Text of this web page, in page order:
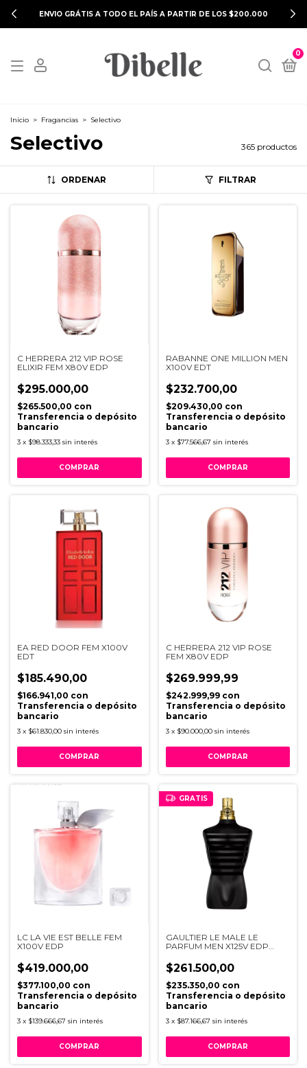
ENVIO GRÁTIS A TODO EL PAÍS A PARTIR DE LOS $200.000
0
Inicio > Fragancias > Selectivo
Selectivo 365 productos
ORDENAR FILTRAR
C HERRERA 212 VIP ROSE
ELIXIR FEM X80V EDP
$295.000,00
$265.500,00 con
Transferencia o depósito
bancario
3 x $98.333,33 sin interés
RABANNE ONE MILLION MEN
X100V EDT
$232.700,00
$209.430,00 con
Transferencia o depósito
bancario
3 x $77.566,67 sin interés
EA RED DOOR FEM X100V
EDT
$185.490,00
$166.941,00 con
Transferencia o depósito
bancario
3 x $61.830,00 sin interés
C HERRERA 212 VIP ROSE
FEM X80V EDP
$269.999,99
$242.999,99 con
Transferencia o depósito
bancario
3 x $90.000,00 sin interés
LC LA VIE EST BELLE FEM
X100V EDP
$419.000,00
$377.100,00 con
Transferencia o depósito
bancario
3 x $139.666,67 sin interés
GRATIS
GAULTIER LE MALE LE
PARFUM MEN X125V EDP
$261.500,00
$235.350,00 con
Transferencia o depósito
bancario
3 x $87.166,67 sin interés